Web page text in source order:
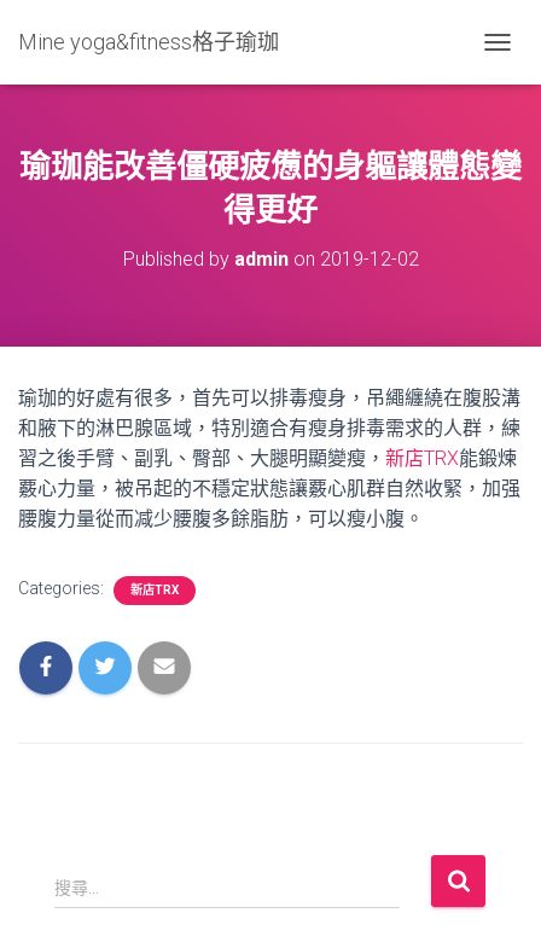
Mine yoga&fitness格子瑜珈
O
L
E
N
瑜珈能改善僵硬疲憊的身軀讓體態變
得更好
Published by adminon 2019-12-02
瑜珈的好處有很多，首先可以排毒瘦身，吊繩纏繞在腹股溝
和腋下的淋巴腺區域，特別適合有瘦身排毒需求的人群，練
習之後手臂、副乳、臀部、大腿明顯變瘦， 新店TRX能鍛煉
覈心力量，被吊起的不穩定狀態讓覈心肌群自然收緊，加强
腰腹力量從而减少腰腹多餘脂肪，可以瘦小腹。
Categories: 新店TRX
搜
尋
搜尋...